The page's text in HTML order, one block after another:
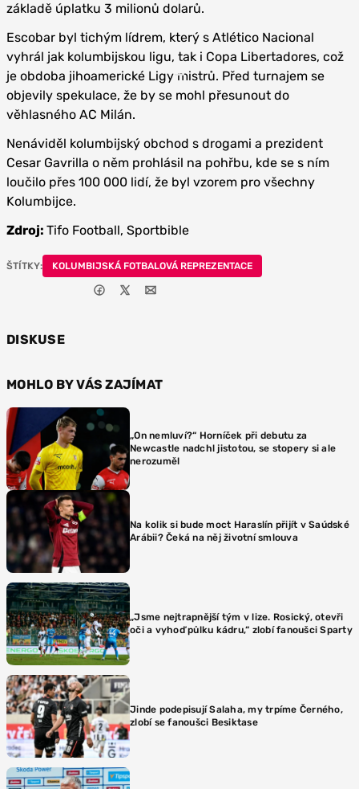
základě úplatku 3 milionů dolarů.
Escobar byl tichým lídrem, který s Atlético Nacional
vyhrál jak kolumbijskou ligu, tak i Copa Libertadores, což
je obdoba jihoamerické Ligy mistrů. Před turnajem se
objevily spekulace, že by se mohl přesunout do
věhlasného AC Milán.
Nenáviděl kolumbijský obchod s drogami a prezident
Cesar Gavrilla o něm prohlásil na pohřbu, kde se s ním
loučilo přes 100 000 lidí, že byl vzorem pro všechny
Kolumbijce.
Zdroj: Tifo Football, Sportbible
ŠTÍTKY: KOLUMBIJSKÁ FOTBALOVÁ REPREZENTACE
DISKUSE
MOHLO BY VÁS ZAJÍMAT
„On nemluví?“ Horníček při debutu za
Newcastle nadchl jistotou, se stopery si ale
nerozuměl
Na kolik si bude moct Haraslín přijít v Saúdské
Arábii? Čeká na něj životní smlouva
„Jsme nejtrapnější tým v lize. Rosický, otevři
oči a vyhoď půlku kádru,“ zlobí fanoušci Sparty
Jinde podepisují Salaha, my trpíme Černého,
zlobí se fanoušci Besiktase